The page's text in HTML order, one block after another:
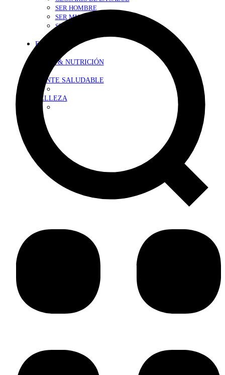
SER HOMBRE
SER MUJER
SEXY-SALUD
EN FORMA
DIETA & NUTRICIÓN
MENTE SALUDABLE
BELLEZA